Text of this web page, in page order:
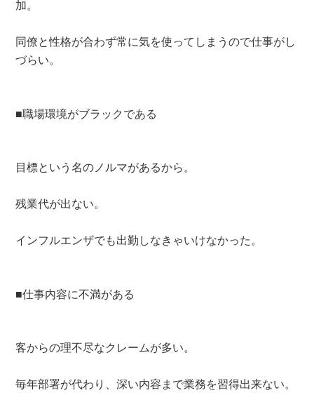
加。
同僚と性格が合わず常に気を使ってしまうので仕事がし
づらい。
■職場環境がブラックである
目標という名のノルマがあるから。
残業代が出ない。
インフルエンザでも出勤しなきゃいけなかった。
■仕事内容に不満がある
客からの理不尽なクレームが多い。
毎年部署が代わり、深い内容まで業務を習得出来ない。